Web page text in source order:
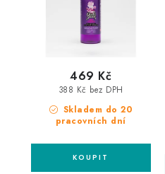
Skladem do 20
pracovních dní
388 Kč bez DPH
469 Kč